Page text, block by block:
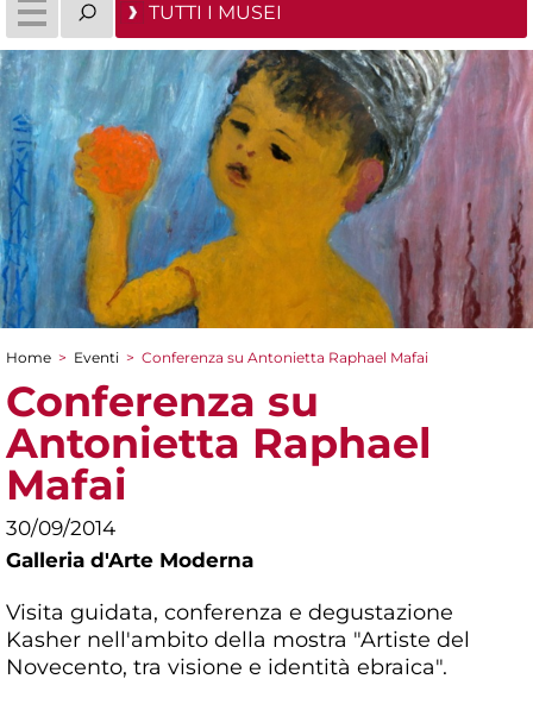
TUTTI I MUSEI
Tu sei qui
Home > Eventi > Conferenza su Antonietta Raphael Mafai
Conferenza su
Antonietta Raphael
Mafai
30/09/2014
Galleria d'Arte Moderna
Visita guidata, conferenza e degustazione
Kasher nell'ambito della mostra "Artiste del
Novecento, tra visione e identità ebraica".